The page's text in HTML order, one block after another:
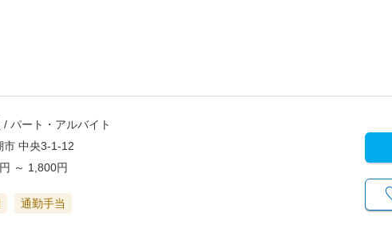
/ パート・アルバイト
市 中央3-1-12
～ 1,800円
通勤手当